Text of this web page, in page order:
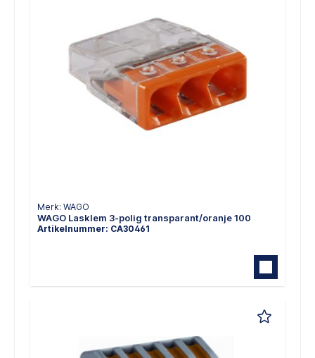
Merk: WAGO
WAGO Lasklem 3-polig transparant/oranje 100
Artikelnummer: CA30461